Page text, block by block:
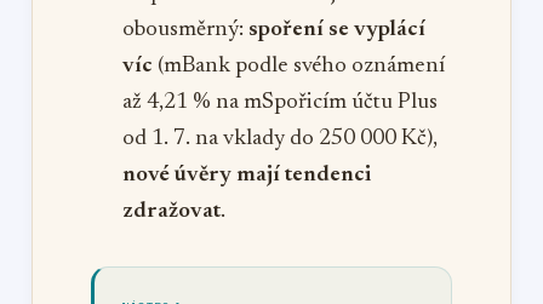
obousměrný: spoření se vyplácí
víc (mBank podle svého oznámení
až 4,21 % na mSpořicím účtu Plus
od 1. 7. na vklady do 250 000 Kč),
nové úvěry mají tendenci
zdražovat.